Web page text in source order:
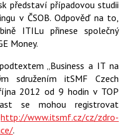
představí případovou studii
v ČSOB. Odpověď na to,
ITILu přinese společný
Money.
„Business a IT na
sdružením itSMF Czech
2012 od 9 hodin v TOP
se mohou registrovat
http://www.itsmf.cz/cz/zdro­
.